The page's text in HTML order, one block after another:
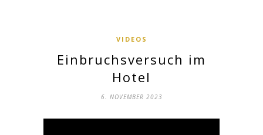
VIDEOS
Einbruchsversuch im
Hotel
6. NOVEMBER 2023